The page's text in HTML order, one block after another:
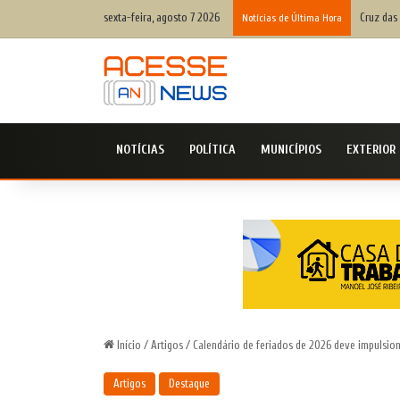
sexta-feira, agosto 7 2026 Notícias de Última Hora Cruz
NOTÍCIAS POLÍTICA MUNICÍPIOS EXTERIOR
Início / Artigos / Calendário de feriados de 2026 deve
Artigos Destaque